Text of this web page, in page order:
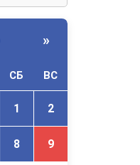
»
СБ ВС
1 2
8 9